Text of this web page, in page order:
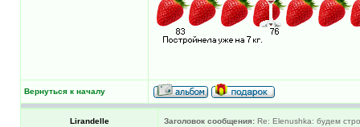
Вернуться к началу
Lirandelle Заголовок сообщения: Re: Elenushka: будем